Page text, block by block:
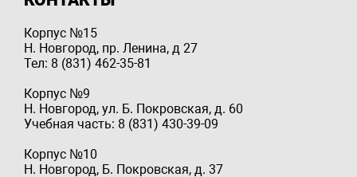
Корпус №15
Н. Новгород, пр. Ленина, д 27
Тел: 8 (831) 462-35-81
Корпус №9
Н. Новгород, ул. Б. Покровская, д. 60
Учебная часть: 8 (831) 430-39-09
Корпус №10
Н. Новгород, Б. Покровская, д. 37